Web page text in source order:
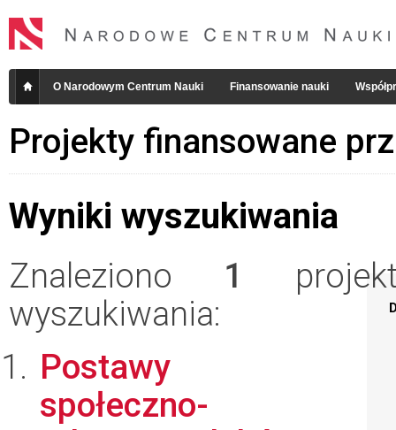
O Narodowym Centrum Nauki Finansowanie nauki
Projekty finansowane
Wyniki wyszukiwania
Znaleziono 1
wyszukiwania:
Postawy
społeczno-